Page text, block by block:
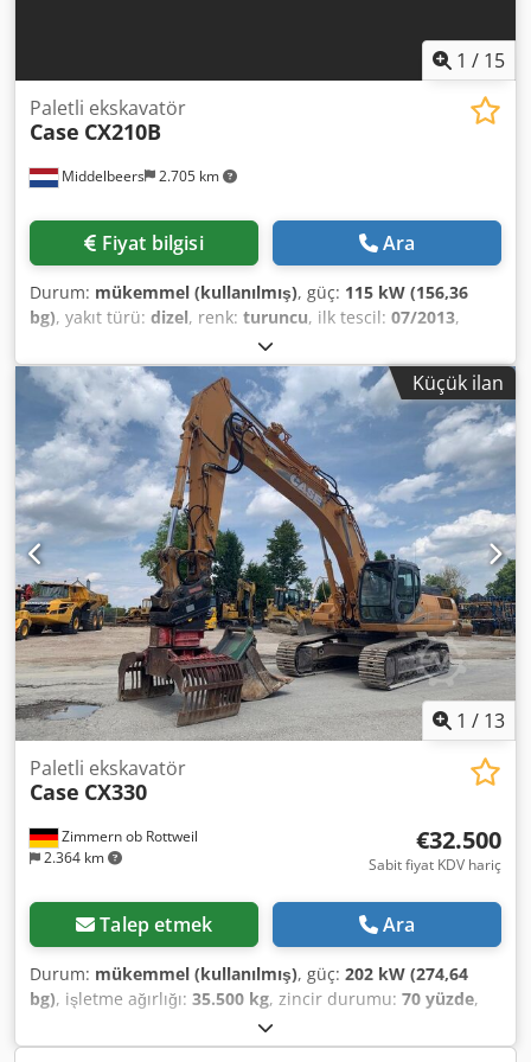
1 / 15
Middelbeers 2.705 km
Paletli ekskavatör
Case CX210B
Fiyat bilgisi Ara
Durum: mükemmel (kullanılmış), güç: 115 kW (156,36
bg), yakıt türü: dizel, renk: turuncu, ilk tescil: 07/2013,
, çalışma saatleri:
Model yılı: 2012 Seri numarası: DCH210R5NCEAH2500
Teknik Bilgiler Silindir sayısı: 4 Boş ağırlık: 22.600 kg
Fonksiyonel Çalışma genişliği: 300 cm CE Sertifikası: evet
Chsdey En Ndspfx Abrsa Durum Teknik durumu: çok iyi
Görsel durumu: çok iyi Finansal Bilgiler Fiyat: Talep üzerine
Garanti Garanti: İlk elden, eksiksiz servis geçmişi, hemen
kullanıma hazır! - Paletli yürüyüş aksamında %80 oranında
ömür - 3 kova dahil: 1300 mm, 450 mm ve 2000 mm
hendek temizleme kovası - Opsiyonel olarak 2021 TOPCON
3D-SİSTEM ile
Küçük ilan
1 / 13
Zimmern ob Rottweil
2.364 km
Paletli ekskavatör
Case CX330
€32.500
Sabit fiyat KDV hariç
Talep etmek Ara
Durum: mükemmel (kullanılmış), güç: 202 kW (274,64
bg), işletme ağırlığı: 35.500 kg, zincir durumu: 70 yüzde,
, çalışma saatleri:
klima, CASE CX330 İmal Yılı: 2006 Çalışma Saati: 9.139 saat